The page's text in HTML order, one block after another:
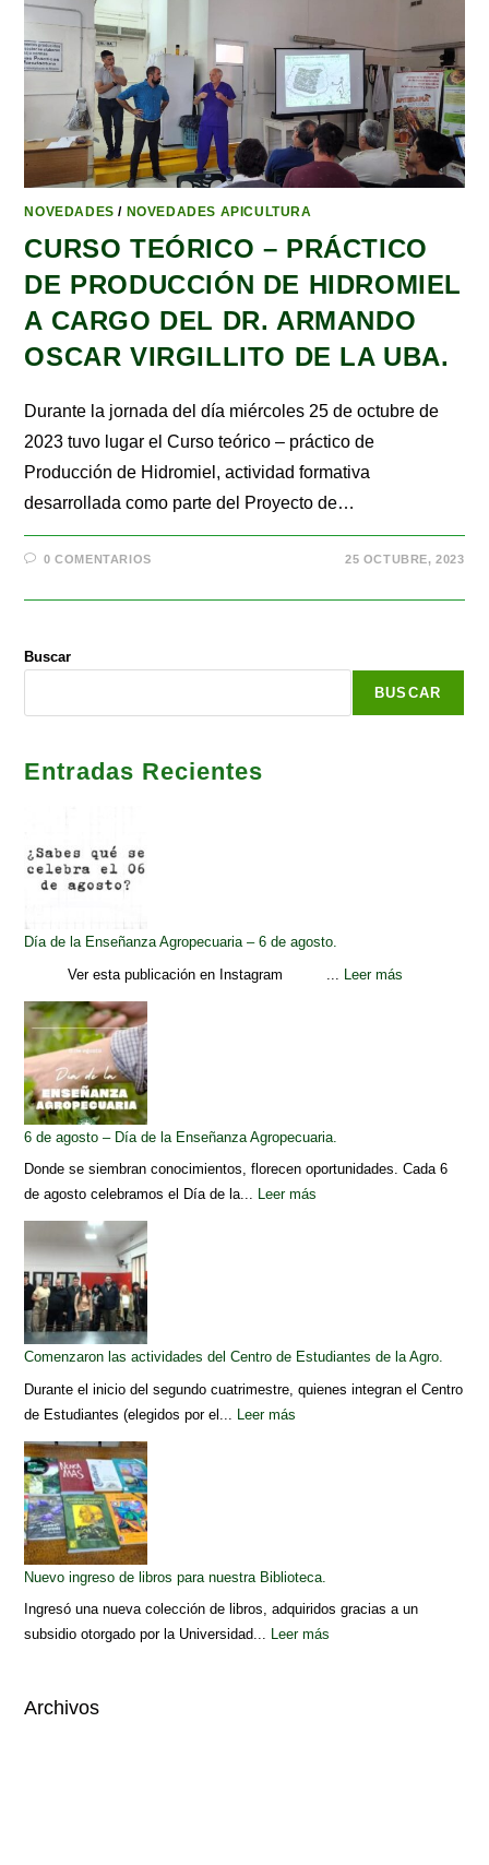
NOVEDADES / NOVEDADES APICULTURA
CURSO TEÓRICO – PRÁCTICO
DE PRODUCCIÓN DE HIDROMIEL
A CARGO DEL DR. ARMANDO
OSCAR VIRGILLITO DE LA UBA.
Durante la jornada del día miércoles 25 de octubre de
2023 tuvo lugar el Curso teórico – práctico de
Producción de Hidromiel, actividad formativa
desarrollada como parte del Proyecto de…
0 COMENTARIOS 25 OCTUBRE, 2023
Buscar
BUSCAR
Entradas Recientes
Día de la Enseñanza Agropecuaria – 6 de agosto.
Ver esta publicación en Instagram ... Leer más
6 de agosto – Día de la Enseñanza Agropecuaria.
Donde se siembran conocimientos, florecen oportunidades. Cada 6
de agosto celebramos el Día de la... Leer más
Comenzaron las actividades del Centro de Estudiantes de la Agro.
Durante el inicio del segundo cuatrimestre, quienes integran el Centro
de Estudiantes (elegidos por el... Leer más
Nuevo ingreso de libros para nuestra Biblioteca.
Ingresó una nueva colección de libros, adquiridos gracias a un
subsidio otorgado por la Universidad... Leer más
Archivos